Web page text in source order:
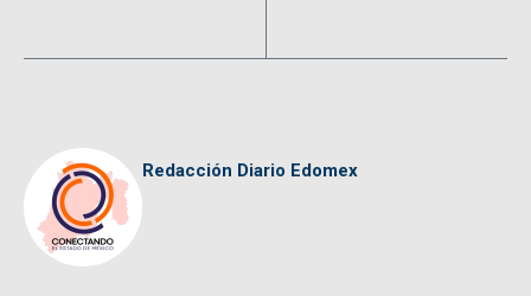
Redacción Diario Edomex